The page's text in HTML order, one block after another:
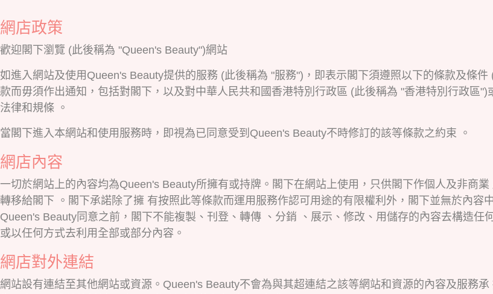
網店政策
歡迎閣下瀏覽 (此後稱為 "Queen's Beauty")網站
如進入網站及使用Queen's Beauty提供的服務 (此後稱為 "服務")，即表示閣下須遵照以下的條款及條
款而毋須作出通知，包括對閣下，以及對中華人民共和國香港特別行政區 (此後稱為 "香港特別行政區
法律和規條 。
當閣下進入本網站和使用服務時，即視為已同意受到Queen's Beauty不時修訂的該等條款之約束 。
網店內容
一切於網站上的內容均為Queen's Beauty所擁有或持牌。閣下在網站上使用，只供閣下作個人及非商
轉移給閣下 。閣下承諾除了擁 有按照此等條款而運用服務作認可用途的有限權利外，閣下並無於內
Queen's Beauty同意之前，閣下不能複製、刊登、轉傳 、分銷 、展示、修改、用儲存的內容去構造
或以任何方式去利用全部或部分內容。
網店對外連結
網站設有連結至其他網站或資源。Queen's Beauty不會為與其超連結之該等網站和資源的內容及服務